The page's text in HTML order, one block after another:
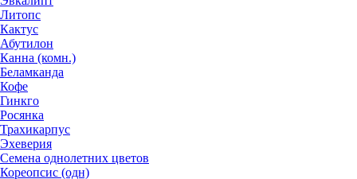
Литопс
Кактус
Абутилон
Канна (комн.)
Беламканда
Кофе
Гинкго
Росянка
Трахикарпус
Эхеверия
Семена однолетних цветов
Кореопсис (одн)